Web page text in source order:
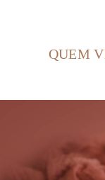
QUEM